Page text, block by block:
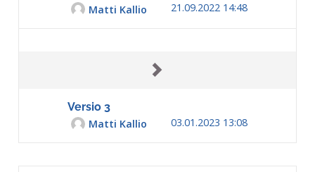
Matti Kallio
21.09.2022 14:48
Versio 3
Matti Kallio
03.01.2023 13:08